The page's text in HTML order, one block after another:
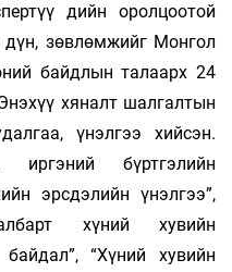
дийн оролцоотой
зөвлөмжийг Монгол
байдлын талаарх 24
хяналт шалгалтын
үнэлгээ хийсэн.
иргэний бүртгэлийн
эрсдэлийн үнэлгээ”,
хүний хувийн
“Хүний хувийн